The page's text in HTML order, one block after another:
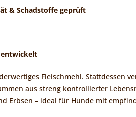
& Schadstoffe geprüft
entwickelt
Fleischmehl. Stattdessen
aus streng kontrollierter
Erbsen – ideal für Hunde mit